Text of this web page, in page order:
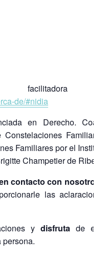
facilitadora
de/#nidia
en Derecho.
Familiares por el
Champetier de Ribes.
contacto con nosotros
las
y disfrutade
persona.